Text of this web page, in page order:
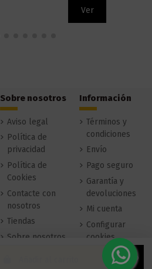
Ver
Sobre nosotros
Aviso legal
Política de
privacidad
Política de
Cookies
Contacte con
nosotros
Tiendas
Sobre nosotros
Información
Términos y
condiciones
Envío
Pago seguro
Garantía y
devoluciones
Mi cuenta
Configurar
cookies